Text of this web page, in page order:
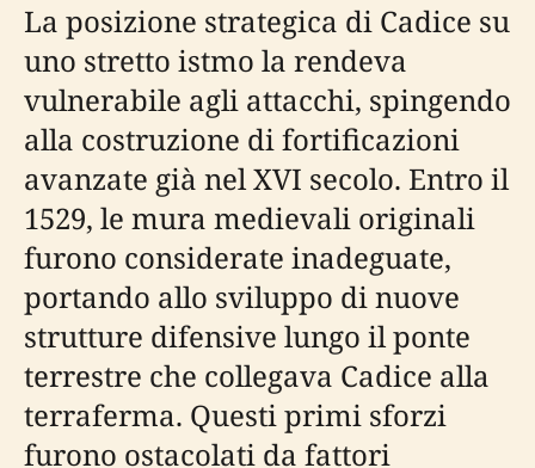
La posizione strategica di Cadice su
uno stretto istmo la rendeva
vulnerabile agli attacchi, spingendo
alla costruzione di fortificazioni
avanzate già nel XVI secolo. Entro il
1529, le mura medievali originali
furono considerate inadeguate,
portando allo sviluppo di nuove
strutture difensive lungo il ponte
terrestre che collegava Cadice alla
terraferma. Questi primi sforzi
furono ostacolati da fattori